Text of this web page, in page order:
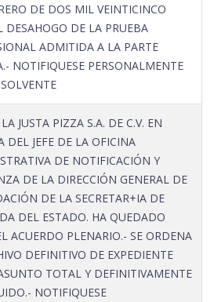
DE DOS MIL VEINTICINCO
DESAHOGO DE LA PRUEBA
ADMITIDA A LA PARTE
NOTIFIQUESE PERSONALMENTE
LA JUSTA PIZZA S.A. DE C.V. EN
DEL JEFE DE LA OFICINA
DE NOTIFICACIÓN Y
DE LA DIRECCIÓN GENERAL DE
DE LA SECRETAR+IA DE
DEL ESTADO. HA QUEDADO
ACUERDO PLENARIO.- SE ORDENA
DEFINITIVO DE EXPEDIENTE
TOTAL Y DEFINITIVAMENTE
NOTIFIQUESE